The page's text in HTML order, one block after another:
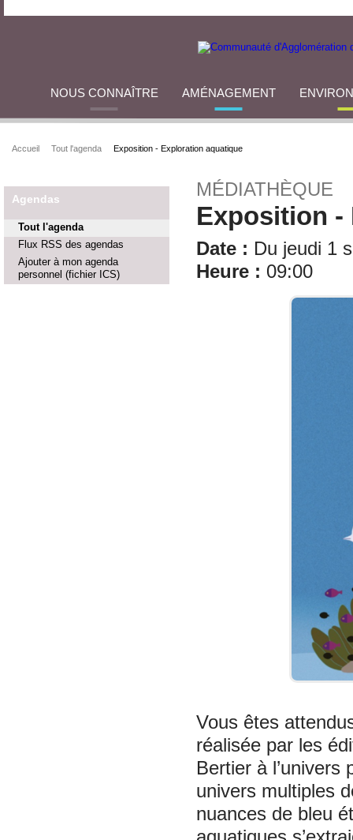
NOUS CONNAÎTRE AMÉNAGEMENT
Accueil Tout l'agenda Exposition - Exploration aquatique
Agendas
Tout l'agenda
Flux RSS des agendas
Ajouter à mon agenda
personnel (fichier ICS)
MÉDIATHÈQUE
Exposition -
Date : Du jeudi 1
Heure : 09:00
Vous êtes
réalisée par les
Bertier à
univers multiples
nuances de bleu